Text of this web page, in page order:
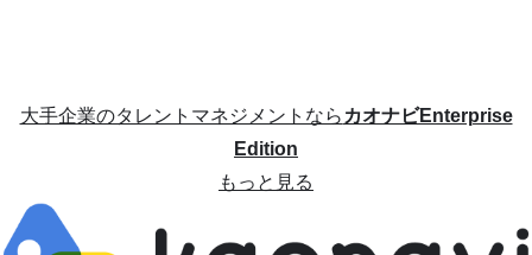
大手企業のタレントマネジメントならカオナビEnterprise
Edition
もっと見る